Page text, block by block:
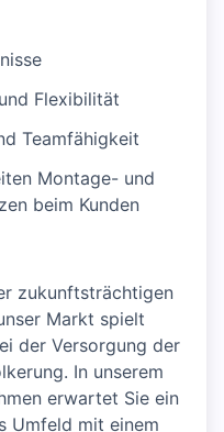
Flexibilität
Teamfähigkeit
Montage- und
beim Kunden
zukunftsträchtigen
Markt spielt
der Versorgung der
In unserem
erwartet Sie ein
Umfeld mit einem